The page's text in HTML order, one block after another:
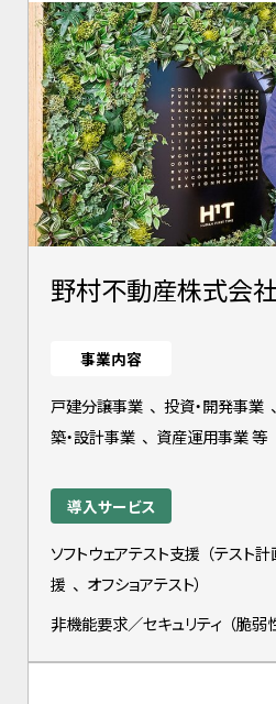
野村不動産株式会
事業内容
戸建分譲事業 、 投資・開発事業 、
築・設計事業 、 資産運用事業 等
導入サービス
ソフトウェアテスト支援 （テスト計
援 、 オフショアテスト）
非機能要求／セキュリティ （脆弱